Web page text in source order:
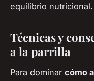
equilibrio nutricional.
Técnicas y
a la parrilla
Para dominar cómo